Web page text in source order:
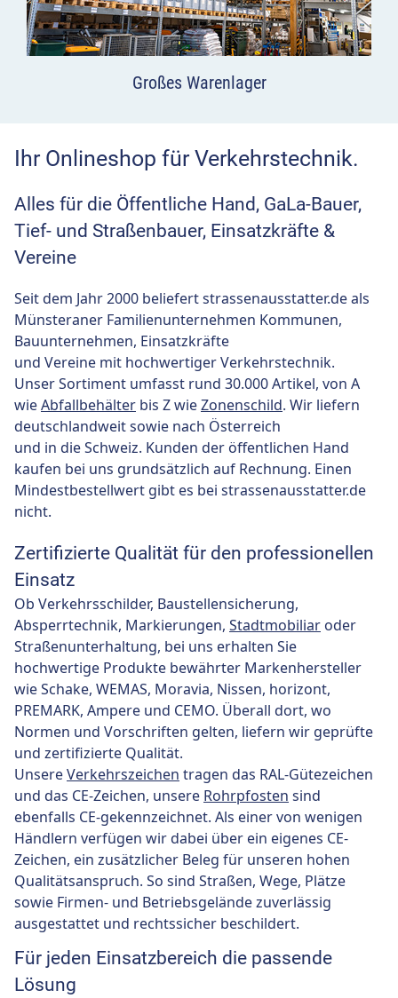
Großes Warenlager
Ihr Onlineshop für Verkehrstechnik.
Alles für die Öffentliche Hand, GaLa-Bauer,
Tief- und Straßenbauer, Einsatzkräfte &
Vereine
Seit dem Jahr 2000 beliefert strassenausstatter.de als
Münsteraner Familienunternehmen Kommunen,
Bauunternehmen, Einsatzkräfte
und Vereine mit hochwertiger Verkehrstechnik.
Unser Sortiment umfasst rund 30.000 Artikel, von A
wieAbfallbehälter bis Z wieZonenschild. Wir liefern
deutschlandweit sowie nach Österreich
und in die Schweiz. Kunden der öffentlichen Hand
kaufen bei uns grundsätzlich auf Rechnung. Einen
Mindestbestellwert gibt es bei strassenausstatter.de
nicht.
Zertifizierte Qualität für den professionellen
Einsatz
Ob Verkehrsschilder, Baustellensicherung,
Absperrtechnik, Markierungen, Stadtmobiliar oder
Straßenunterhaltung, bei uns erhalten Sie
hochwertige Produkte bewährter Markenhersteller
wie Schake, WEMAS, Moravia, Nissen, horizont,
PREMARK, Ampere und CEMO. Überall dort, wo
Normen und Vorschriften gelten, liefern wir geprüfte
und zertifizierte Qualität.
UnsereVerkehrszeichen tragen das RAL-Gütezeichen
und das CE-Zeichen, unsere Rohrpfosten sind
ebenfalls CE-gekennzeichnet. Als einer von wenigen
Händlern verfügen wir dabei über ein eigenes CE-
Zeichen, ein zusätzlicher Beleg für unseren hohen
Qualitätsanspruch. So sind Straßen, Wege, Plätze
sowie Firmen- und Betriebsgelände zuverlässig
ausgestattet und rechtssicher beschildert.
Für jeden Einsatzbereich die passende
Lösung